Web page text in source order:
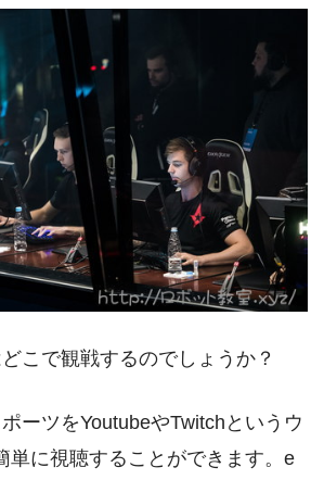
こで観戦するのでしょうか？
ーツをYoutubeやTwitchというウ
単に視聴することができます。e